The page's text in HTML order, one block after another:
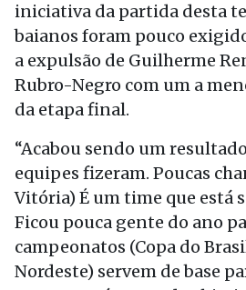
iniciativa da partida desta
baianos foram pouco
a expulsão de Guilherme
Rubro-Negro com um a
da etapa final.
“Acabou sendo um
equipes fizeram. Poucas
Vitória) É um time que está
Ficou pouca gente do ano
campeonatos (Copa do
Nordeste) servem de base